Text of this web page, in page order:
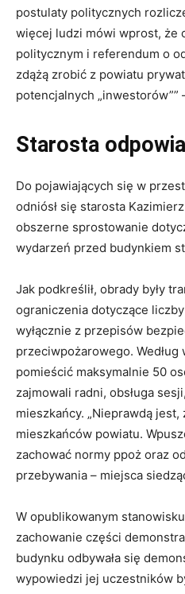
postulaty politycznych
więcej ludzi mówi wprost, że
politycznym i referendum o
zdążą zrobić z powiatu
potencjalnych „inwestorów””
Starosta
Do pojawiających się w
odniósł się starosta
obszerne sprostowanie
wydarzeń przed budynkiem
Jak podkreślił, obrady były
ograniczenia dotyczące
wyłącznie z przepisów
przeciwpożarowego. Według
pomieścić maksymalnie 50
zajmowali radni, obsługa
mieszkańcy. „Nieprawdą
mieszkańców powiatu.
zachować normy ppoż oraz
przebywania – miejsca
W opublikowanym
zachowanie części
budynku odbywała się
wypowiedzi jej uczestników